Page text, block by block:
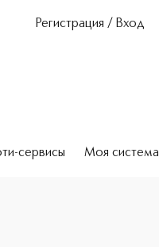
Регистрация / Вход
сервисы Моя